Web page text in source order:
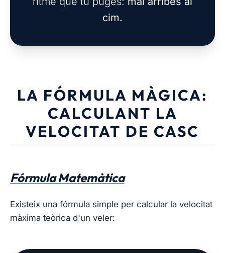
cim.
LA FÓRMULA MÀGICA:
CALCULANT LA
VELOCITAT DE CASC
Fórmula Matemàtica
Existeix una fórmula simple per calcular la velocitat
màxima teòrica d'un veler: